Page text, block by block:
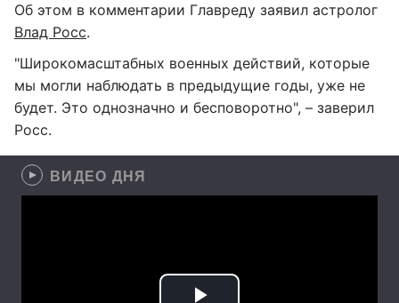
Об этом в комментарии Главреду заявил астролог
Влад Росс.
"Широкомасштабных военных действий, которые
мы могли наблюдать в предыдущие годы, уже не
будет. Это однозначно и бесповоротно", – заверил
Росс.
ВИДЕО ДНЯ